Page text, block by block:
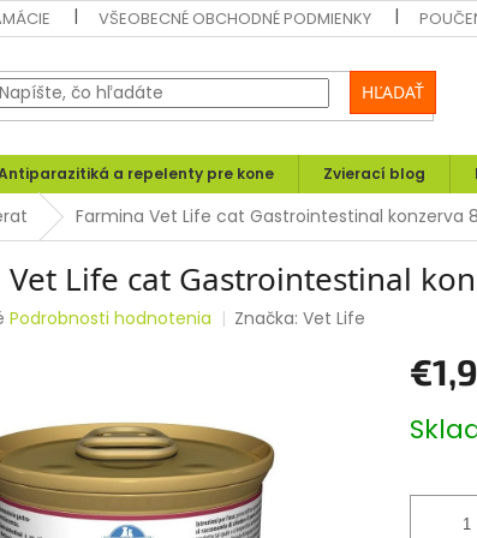
VŠEOBECNÉ OBCHODNÉ PODMIENKY
HĽADAŤ
a repelenty pre kone Zvierací blog
Farmina Vet Life cat Gastrointestinal konzerva
Life cat Gastrointestinal
Podrobnosti hodnotenia Značka:Vet Life
cena: